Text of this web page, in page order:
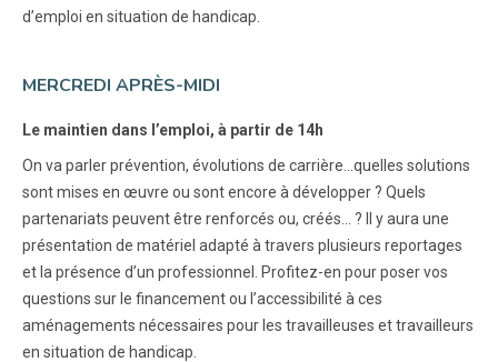
d’emploi en situation de handicap.
MERCREDI APRÈS-MIDI
Le maintien dans l’emploi, à partir de 14h
On va parler prévention, évolutions de carrière…quelles solutions
sont mises en œuvre ou sont encore à développer ? Quels
partenariats peuvent être renforcés ou, créés… ? Il y aura une
présentation de matériel adapté à travers plusieurs reportages
et la présence d’un professionnel. Profitez-en pour poser vos
questions sur le financement ou l’accessibilité à ces
aménagements nécessaires pour les travailleuses et travailleurs
en situation de handicap.